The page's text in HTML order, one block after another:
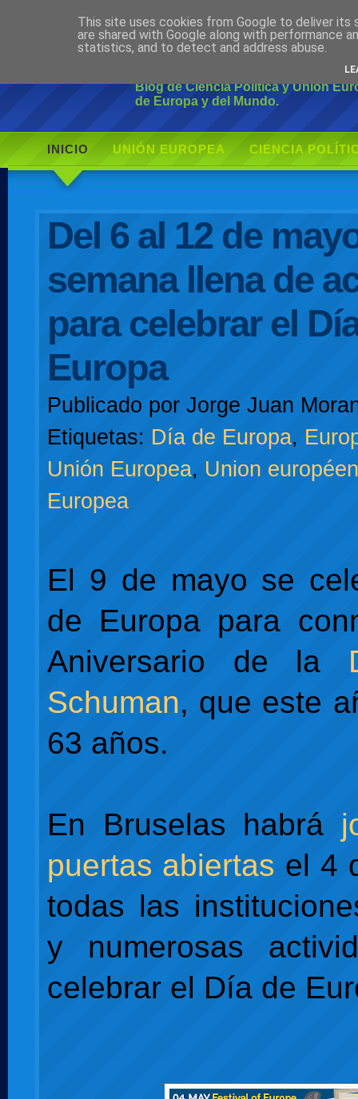
Ciudadano
Blog de Ciencia Política y Unión
de Europa y del Mundo.
INICIO UNIÓN EUROPEA CIENCIA
Del 6 al 12 de
semana llena de
para celebrar el
Europa
Publicado por Jorge Juan
Etiquetas: Día de Europa,
Unión Europea, Union
Europea
El 9 de mayo se
de Europa para
Aniversario de la
Schuman, que este
63 años.
En Bruselas habrá
puertas abiertas el 4
todas las
y numerosas
celebrar el Día de
This site uses cookies from Google to deliver its
are shared with Google along with performance
statistics, and to detect and address abuse.